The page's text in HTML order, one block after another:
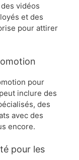
vidéos
et des
pour attirer
pour
inclure des
des
avec des
encore.